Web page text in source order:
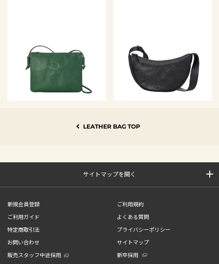
LEATHER BAG TOP
サイトマップを開く
新規会員登録
ご利用規約
ご利用ガイド
よくある質問
特定商取引法
プライバシーポリシー
お問い合わせ
サイトマップ
販売スタッフ中途採用
新卒採用